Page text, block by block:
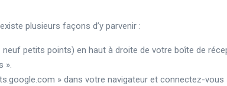
plusieurs façons d’y parvenir :
petits points) en haut à droite de votre boîte de
».
» dans votre navigateur et connectez-vous